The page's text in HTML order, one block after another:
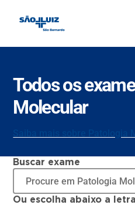
Todos os
Molecular
Buscar exame
Ou escolha abaixo a